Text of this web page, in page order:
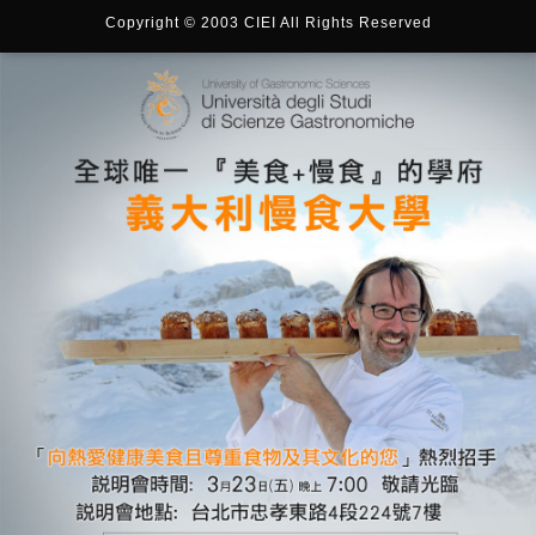
Copyright © 2003 CIEI All Rights Reserved